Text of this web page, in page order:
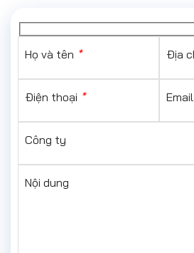
Họ và tên * Địa
Điện thoại * Email
Công ty
Nội dung